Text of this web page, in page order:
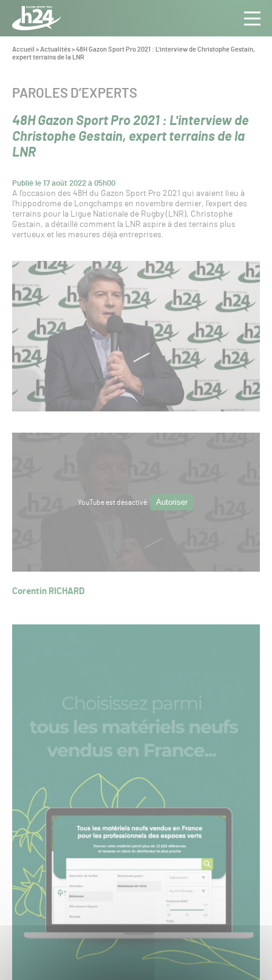
Panneau de gestion des cookies
Aller au contenu
Toute
l’info
du Gazon
Vous
êtes
Accueil >Actualités>48H Gazon Sport Pro 2021 : L'interview de Christophe Gestain,
expert terrains de la LNR
48H Gazon Sport Pro 2021 : L'interview de
Christophe Gestain, expert terrains de la
LNR
Publié le 17 août 2022 à 05h00
CATÉGORIE :
PAROLES D’EXPERTS
A l’occasion des 48H du Gazon Sport Pro 2021 qui avaient lieu à
l’hippodrome de Longchamps en novembre dernier, l’expert des
terrains pour la Ligue Nationale de Rugby (LNR), Christophe
Gestain, a détaillé comment la LNR aspire à des terrains plus
vertueux et les mesures déjà entreprises.
YouTube est désactivé. Autoriser
Corentin RICHARD